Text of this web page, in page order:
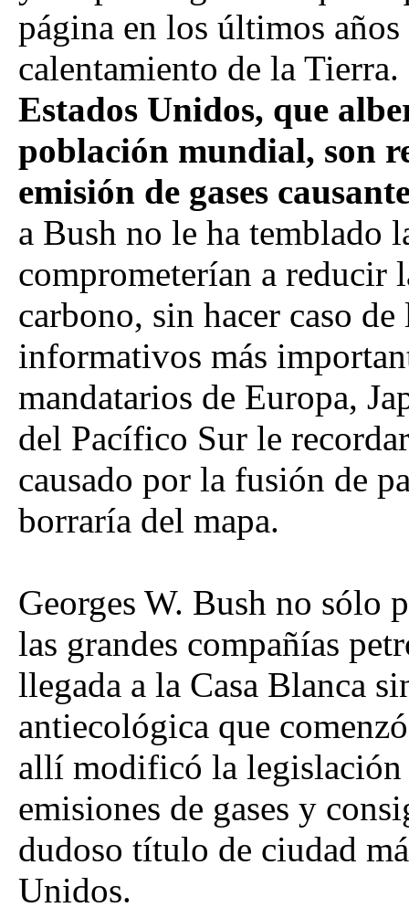
página en los últimos
calentamiento de la
Estados Unidos, que
población mundial, son
emisión de gases
a Bush no le ha temblado
comprometerían a reducir
carbono, sin hacer caso
informativos más
mandatarios de Europa,
del Pacífico Sur le
causado por la fusión de
borraría del mapa.
Georges W. Bush no sólo
las grandes compañías
llegada a la Casa Blanca
antiecológica que
allí modificó la legislación
emisiones de gases y
dudoso título de ciudad
Unidos.